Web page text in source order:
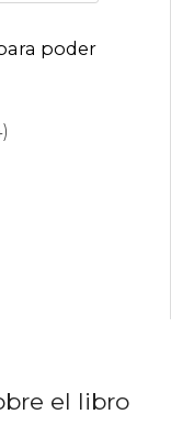
poder
el libro